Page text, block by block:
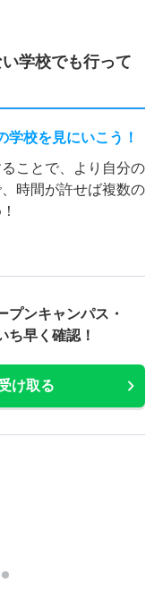
学校でも行って
学校を見にいこう！
ことで、より自分の
時間が許せば複数の
プンキャンパス・
ち早く確認！
け取る